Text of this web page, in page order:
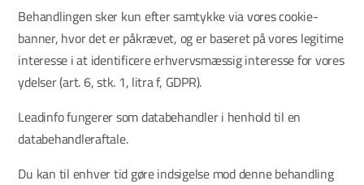
Behandlingen sker kun efter samtykke via vores cookie-
banner, hvor det er påkrævet, og er baseret på vores legitime
interesse i at identificere erhvervsmæssig interesse for vores
ydelser (art. 6, stk. 1, litra f, GDPR).
Leadinfo fungerer som databehandler i henhold til en
databehandleraftale.
Du kan til enhver tid gøre indsigelse mod denne behandling